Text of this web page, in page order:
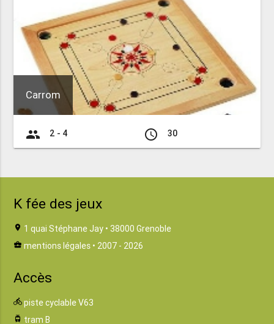
Carrom
group 2 - 4 access_time 30
K fée des jeux
location_on 1 quai Stéphane Jay • 38000 Grenoble
business_center mentions légales • 2007 - 2026
Accès
directions_bike piste cyclable V63
tram tram B